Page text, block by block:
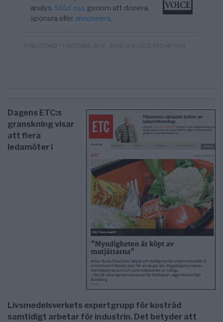
analys.Stöd oss genom att donera,
sponsra eller annonsera.
PUBLICERAD 11 OKTOBER 2015 - AV NEWSVOICE REDAKTION
Dagens ETC:s
granskning visar
att flera
ledamöter i
Livsmedelsverkets expertgrupp för kostråd
samtidigt arbetar för industrin. Det betyder att